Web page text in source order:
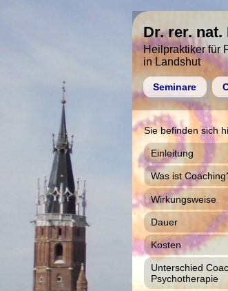
Dr. rer.
Heilpraktiker für
in Landshut
Seminare
Einleitung
Was ist
Wirkungsweise
Dauer
Kosten
Unterschied
Psychotherapie